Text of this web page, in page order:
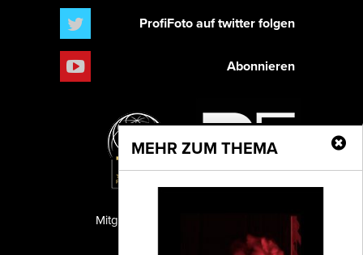
MEHR ZUM THEMA
ProfiFoto auf twitter folgen
Abonnieren
PF Publishing GmbH
Mitglied der TIPA